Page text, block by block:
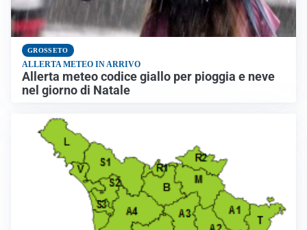
GROSSETO
ALLERTA METEO IN ARRIVO
Allerta meteo codice giallo per pioggia e neve
nel giorno di Natale